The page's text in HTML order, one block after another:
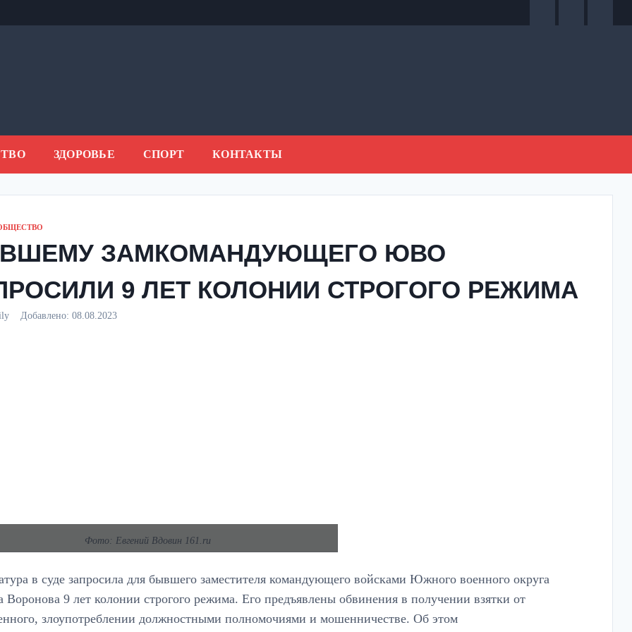
ЗДОРОВЬЕ СПОРТ КОНТАКТЫ
ЗАМКОМАНДУЮЩЕГО ЮВО
9 ЛЕТ КОЛОНИИ СТРОГОГО РЕЖИМА
Добавлено: 08.08.2023
Фото: Евгений Вдовин 161.ru
в суде запросила для бывшего заместителя командующего войсками Южного военного округа
Воронова 9 лет колонии строгого режима. Его предъявлены обвинения в получении взятки от
злоупотреблении должностными полномочиями и мошенничестве. Об этом